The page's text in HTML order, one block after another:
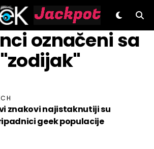
GeeK.hroznačeni sa
"zodijak"
znakovi najistaknutiji su
geek populacije